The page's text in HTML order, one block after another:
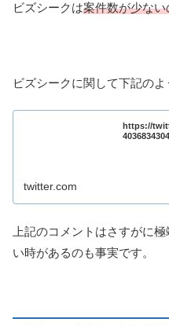
ビズシークは案件数が少ない
ビズシークに関して下記の
https://
twitter.com
上記のコメントはさすがに
い時があるのも事実です。